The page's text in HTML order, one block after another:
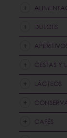
DULCES
CESTAS Y
LÁCTEOS
CAFÉS